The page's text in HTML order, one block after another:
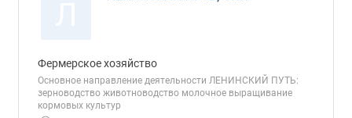
Фермерское хозяйство
Основное направление деятельности ЛЕНИНСКИЙ ПУТЬ:
зерноводство животноводство молочное выращивание
кормовых культур